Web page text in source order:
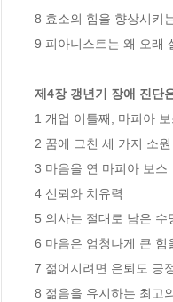
8 효소의 힘을 향상시키
9 피아니스트는 왜 오래
제4장 갱년기 장애 진단
1 개업 이틀째, 마피아
2 꿈에 그친 세 가지 소원
3 마음을 연 마피아 보스
4 신뢰와 치유력
5 의사는 절대로 남은
6 마음은 엄청나게 큰 힘
7 젊어지려면 은퇴도 긍
8 젊음을 유지하는 최고